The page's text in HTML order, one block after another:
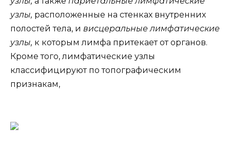
узлы, расположенные на стенках внутренних
полостей тела, и висцеральные лимфатические
узлы, к которым лимфа притекает от органов.
Кроме того, лимфатические узлы
классифицируют по топографическим
признакам,